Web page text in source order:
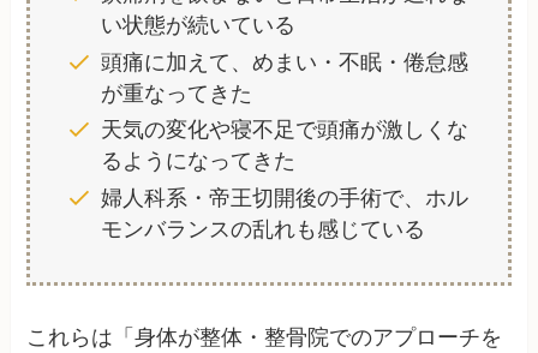
い状態が続いている
頭痛に加えて、めまい・不眠・倦怠感
が重なってきた
天気の変化や寝不足で頭痛が激しくな
るようになってきた
婦人科系・帝王切開後の手術で、ホル
モンバランスの乱れも感じている
これらは「身体が整体・整骨院でのアプローチを